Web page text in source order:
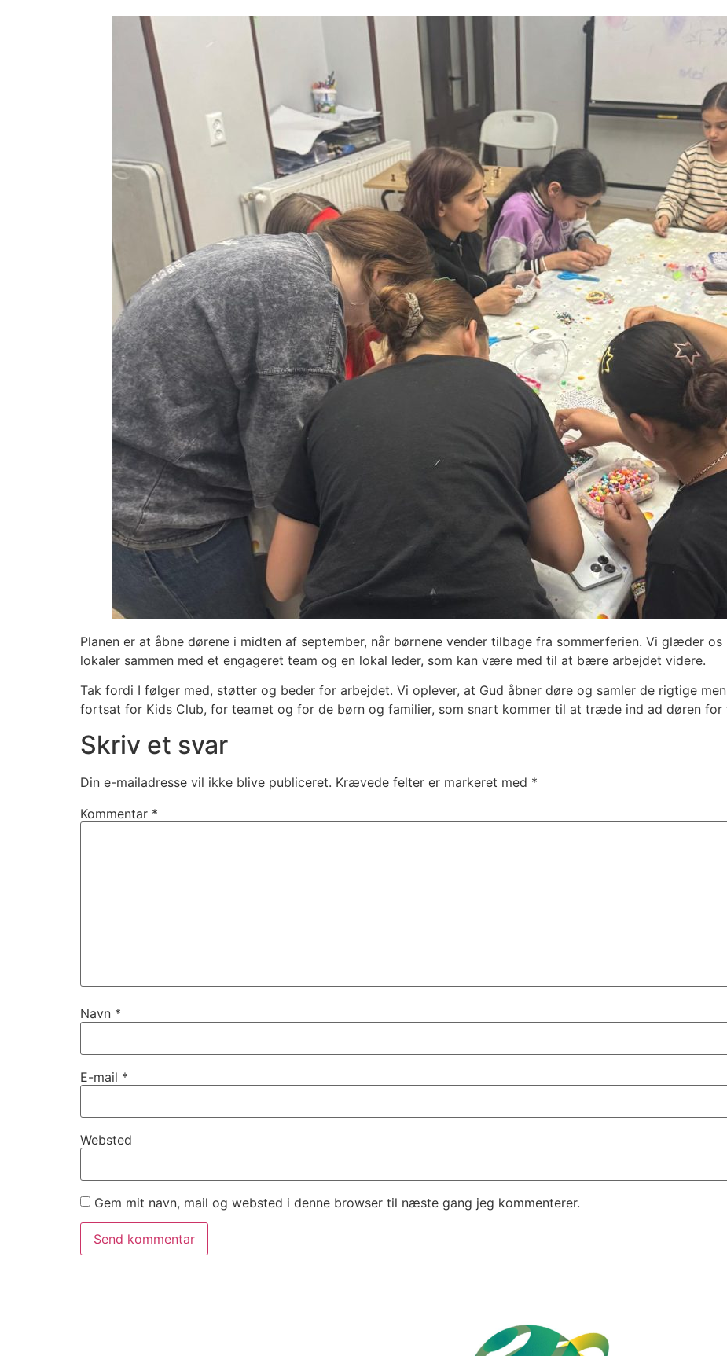
Planen er at åbne dørene i midten af september, når børnene vender tilbage fra sommerferien. Vi glæder
lokaler sammen med et engageret team og en lokal leder, som kan være med til at bære arbejdet videre.
Tak fordi I følger med, støtter og beder for arbejdet. Vi oplever, at Gud åbner døre og samler de rigtige
fortsat for Kids Club, for teamet og for de børn og familier, som snart kommer til at træde ind ad døren for
Skriv et svar
Din e-mailadresse vil ikke blive publiceret. Krævede felter er markeret med *
Kommentar *
Navn *
E-mail *
Websted
Gem mit navn, mail og websted i denne browser til næste gang jeg kommenterer.